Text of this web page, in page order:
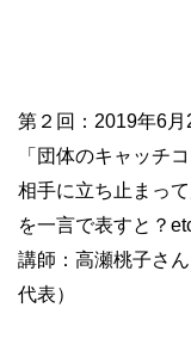
第２回：2019年6
「団体のキャッチ
相手に立ち止まっ
を一言で表すと？
講師：高瀬桃子さ
代表）